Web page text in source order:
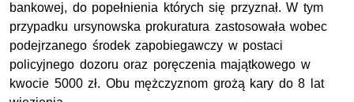
bankowej, do popełnienia których się przyznał. W tym
przypadku ursynowska prokuratura zastosowała wobec
podejrzanego środek zapobiegawczy w postaci
policyjnego dozoru oraz poręczenia majątkowego w
kwocie 5000 zł. Obu mężczyznom grożą kary do 8 lat